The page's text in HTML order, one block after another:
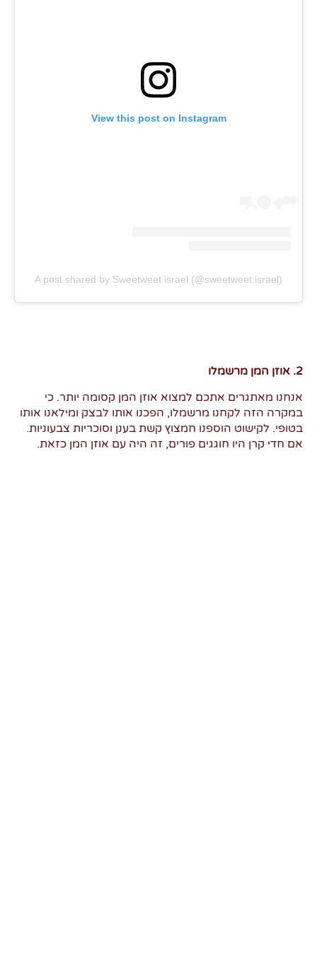
View this post on Instagram
A post shared by Sweetweet israel (@sweetweet.israel)
2. אוזן המן מרשמלו
אנחנו מאתגרים אתכם למצוא אוזן המן קסומה יותר. כי
במקרה הזה לקחנו מרשמלו, הפכנו אותו לבצק ומילאנו אותו
בטופי. לקישוט הוספנו חמצוץ קשת בענן וסוכריות צבעוניות.
אם חדי קרן היו חוגגים פורים, זה היה עם אוזן המן כזאת.